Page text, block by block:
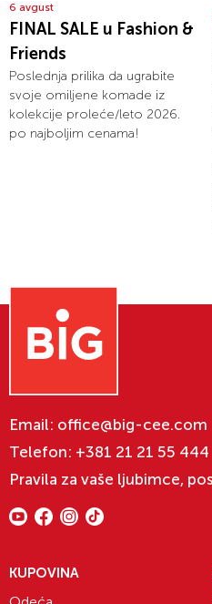
6 avgust
FINAL SALE u Fashion &
Friends
Poslednja prilika da ugrabite
svoje omiljene komade iz
kolekcije proleće/leto 2026.
po najboljim cenama!
Email: office@big-cee.com
Telefon: +381 21 21 55 444
Pravila za vaše ljubimce,
KUPOVINA